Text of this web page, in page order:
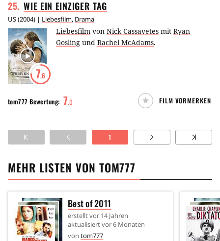
25. WIE EIN EINZIGERTAG
US(2004) | Liebesfilm, Drama
7.6
Liebesfilm von Nick Cassavetes mit Ryan
Gosling und Rachel McAdams.
tom777 Bewertung: 7.0 FILM VORMERKEN
1
MEHR LISTEN VON TOM777
Best of 2011
erstelltvor 14 Jahren
aktualisiertvor 6 Monaten
von tom777